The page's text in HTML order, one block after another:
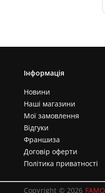
Інформація
Новини
Наші магазини
Мої замовлення
Відгуки
Франшиза
Договір оферти
Політика приватності
Copyright © 2026 FAMO